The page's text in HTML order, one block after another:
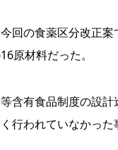
回の食薬区分改正案
原材料だった。
含有食品制度の設計
行われていなかった